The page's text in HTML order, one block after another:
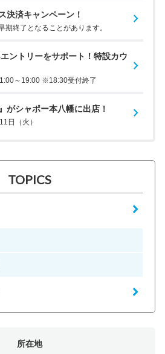
決済キャンペーン！
終了となることがあります。
ントリーをサポート！特設カウ
～19:00 ※18:30受付終了
がシャポー本八幡に出店！
日（火）
TOPICS
所在地